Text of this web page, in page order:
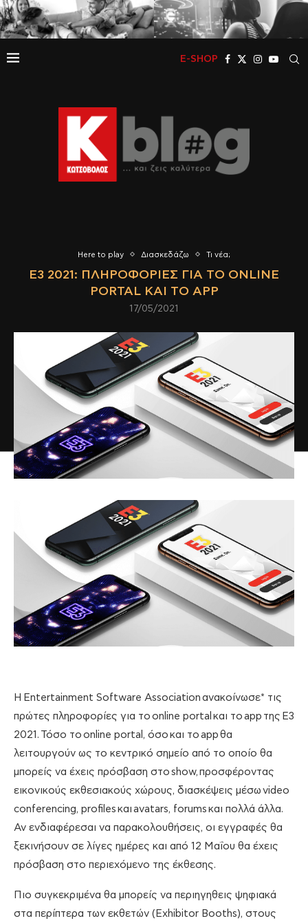
E-SHOP
Here to play Διασκεδάζω Τι νέα;
Ε3 2021: ΠΛΗΡΟΦΟΡΊΕΣ ΓΙΑ ΤΟ ONLINE
PORTAL ΚΑΙ ΤΟ APP
17/05/2021
Η Entertainment Software Association ανακοίνωσε* τις
πρώτες πληροφορίες για το online portal και το app της E3
2021. Τόσο το online portal , όσο και το app θα
λειτουργούν ως το κεντρικό σημείο από το οποίο θα
μπορείς να έχεις πρόσβαση στο show, προσφέροντας
εικονικούς εκθεσιακούς χώρους, διασκέψεις μέσω video
conferencing, profiles και avatars, forums και πολλά άλλα.
Αν ενδιαφέρεσαι να παρακολουθήσεις, οι εγγραφές θα
ξεκινήσουν σε λίγες ημέρες και από 12 Μαΐου θα έχεις
πρόσβαση στο περιεχόμενο της έκθεσης.
Πιο συγκεκριμένα θα μπορείς να περιηγηθεις ψηφιακά
στα περίπτερα των εκθετών ( Exhibitor Booths), στους